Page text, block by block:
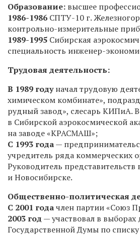
Образование: высшее
1986-1986 СПТУ-10 г.
контрольно-измерительные
1989-1995 Сибирская
специальность инженер-
Трудовая деятельность:
В 1989 годуначал трудовую
химическом комбинате»,
рудный завод», слесарь КИПиА.
в Сибирской аэрокосмической
на заводе «КРАСМАШ»;
С 1993 года—
учредитель ряда коммерческих
Руководитель представительств
и Новосибирске.
Общественно-политическая
С 2001 годачлен партии «Союз
2003 год — участвовал в выборах
Государственной Думы по